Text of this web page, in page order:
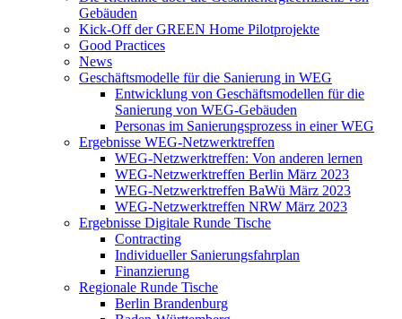
Gebäuden
Kick-Off der GREEN Home Pilotprojekte
Good Practices
News
Geschäftsmodelle für die Sanierung in WEG
Entwicklung von Geschäftsmodellen für die
Sanierung von WEG-Gebäuden
Personas im Sanierungsprozess in einer WEG
Ergebnisse WEG-Netzwerktreffen
WEG-Netzwerktreffen: Von anderen lernen
WEG-Netzwerktreffen Berlin März 2023
WEG-Netzwerktreffen BaWü März 2023
WEG-Netzwerktreffen NRW März 2023
Ergebnisse Digitale Runde Tische
Contracting
Individueller Sanierungsfahrplan
Finanzierung
Regionale Runde Tische
Berlin Brandenburg